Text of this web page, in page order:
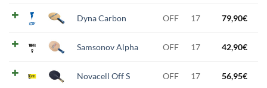
Dyna Carbon OFF 17 79,90€
Samsonov Alpha OFF 17 42,90€
Novacell Off S OFF 17 56,95€